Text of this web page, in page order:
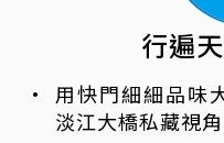
行遍
用快門細細品味
淡江大橋私藏視角